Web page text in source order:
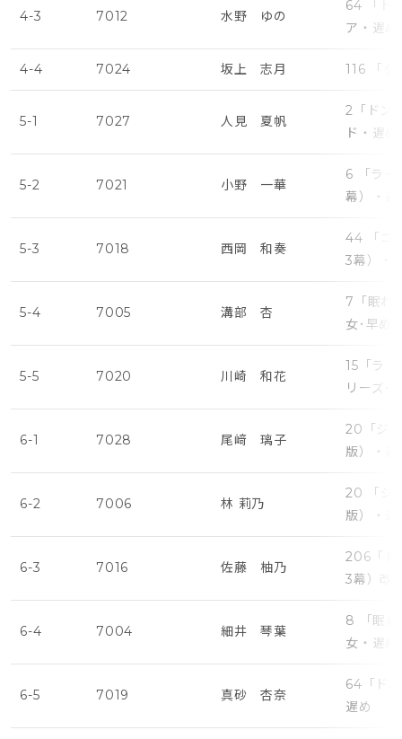
4-3 7012 水野 ゆの
64 「ド
ア・遅め
4-4 7024 坂上 志月 116 「タ
5-1 7027 人見 夏帆
2「ドン
ド・遅め
5-2 7021 小野 一華
6 「ライ
幕）・遅
5-3 7018 西岡 和奏
44 「コ
3幕）・
5-4 7005 溝部 杏
7「眠れ
女･早め
5-5 7020 川崎 和花
15「ラ
リーズ･
6-1 7028 尾﨑 璃子
20「ジ
版）・遅
6-2 7006 林 莉乃
20 「ジ
版）・遅
6-3 7016 佐藤 柚乃
206「ド
3幕）改
6-4 7004 細井 琴葉
8 「眠れ
女・遅め
6-5 7019 真砂 杏奈
64「ド
遅め